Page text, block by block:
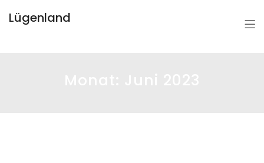
Lügenland